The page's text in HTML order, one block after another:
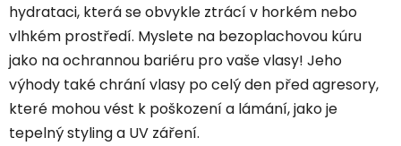
hydrataci, která se obvykle ztrácí v horkém nebo
vlhkém prostředí. Myslete na bezoplachovou kúru
jako na ochrannou bariéru pro vaše vlasy! Jeho
výhody také chrání vlasy po celý den před agresory,
které mohou vést k poškození a lámání, jako je
tepelný styling a UV záření.